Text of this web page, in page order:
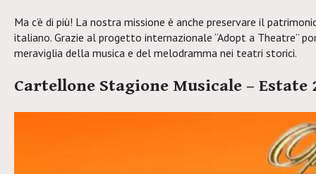
Ma c’è di più! La nostra missione è anche preservare il
italiano. Grazie al progetto internazionale “Adopt a Theatre”
meraviglia della musica e del melodramma nei teatri storici.
Cartellone Stagione Musicale – Estate